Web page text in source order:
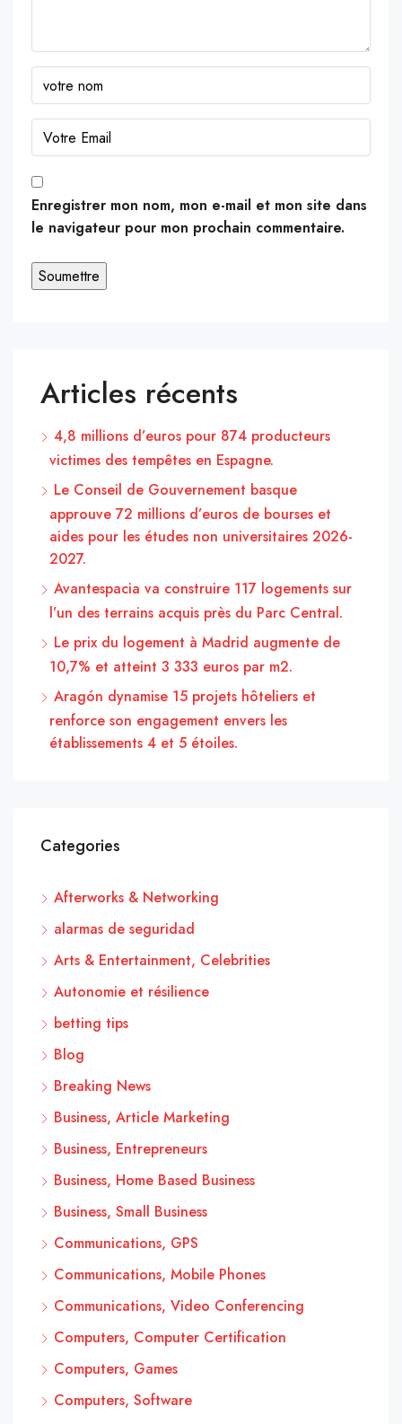
Enregistrer mon nom, mon e-mail et mon site dans
le navigateur pour mon prochain commentaire.
Articles récents
4,8 millions d’euros pour 874 producteurs
victimes des tempêtes en Espagne.
Le Conseil de Gouvernement basque
approuve 72 millions d’euros de bourses et
aides pour les études non universitaires 2026-
2027.
Avantespacia va construire 117 logements sur
l’un des terrains acquis près du Parc Central.
Le prix du logement à Madrid augmente de
10,7% et atteint 3 333 euros par m2.
Aragón dynamise 15 projets hôteliers et
renforce son engagement envers les
établissements 4 et 5 étoiles.
Categories
Afterworks & Networking
alarmas de seguridad
Arts & Entertainment, Celebrities
Autonomie et résilience
betting tips
Blog
Breaking News
Business, Article Marketing
Business, Entrepreneurs
Business, Home Based Business
Business, Small Business
Communications, GPS
Communications, Mobile Phones
Communications, Video Conferencing
Computers, Computer Certification
Computers, Games
Computers, Software